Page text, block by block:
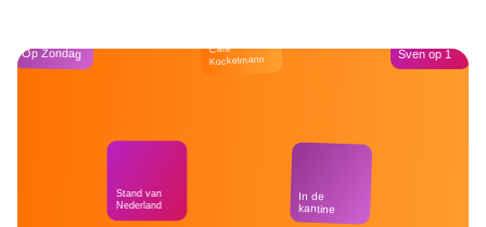
Op Zondag
Stand van
Nederland
Café
Kockelmann
In de
kantine
Sven op 1